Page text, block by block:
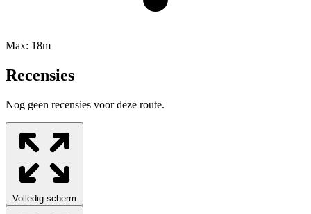
Max: 18m
Recensies
Nog geen recensies voor deze route.
Volledig scherm